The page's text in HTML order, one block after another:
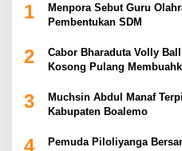
1
Menpora Sebut Guru
Pembentukan SDM
2
Cabor Bharaduta Volly
Kosong Pulang
3
Muchsin Abdul Manaf
Kabupaten Boalemo
4
Pemuda Piloliyanga